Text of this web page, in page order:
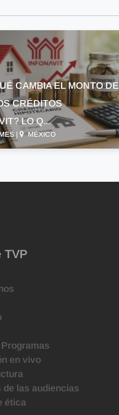
CAMBIA EL MONTO DE
CRÉDITOS
LO Q...
| MÉXICO
TVP
en vivo
de las audiencias
ética